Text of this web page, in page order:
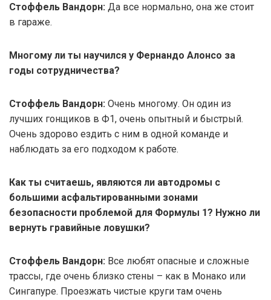
Стоффель Вандорн: Да все нормально, она же стоит
в гараже.
Многому ли ты научился у Фернандо Алонсо за
годы сотрудничества?
Стоффель Вандорн: Очень многому. Он один из
лучших гонщиков в Ф1, очень опытный и быстрый.
Очень здорово ездить с ним в одной команде и
наблюдать за его подходом к работе.
Как ты считаешь, являются ли автодромы с
большими асфальтированными зонами
безопасности проблемой для Формулы 1? Нужно ли
вернуть гравийные ловушки?
Стоффель Вандорн: Все любят опасные и сложные
трассы, где очень близко стены – как в Монако или
Сингапуре. Проезжать чистые круги там очень